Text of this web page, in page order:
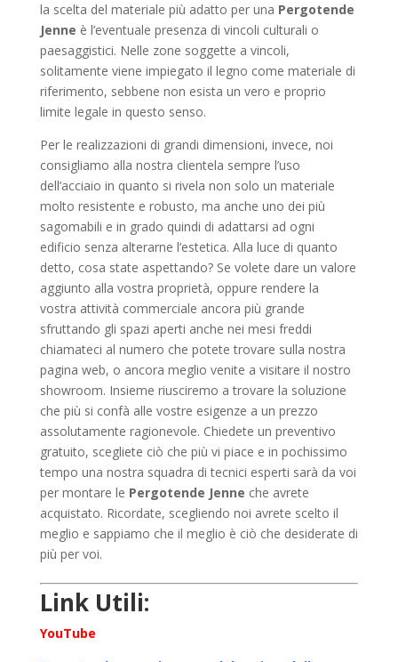
la scelta del materiale più adatto per una Pergotende
Jenne è l’eventuale presenza di vincoli culturali o
paesaggistici. Nelle zone soggette a vincoli,
solitamente viene impiegato il legno come materiale di
riferimento, sebbene non esista un vero e proprio
limite legale in questo senso.
Per le realizzazioni di grandi dimensioni, invece, noi
consigliamo alla nostra clientela sempre l’uso
dell’acciaio in quanto si rivela non solo un materiale
molto resistente e robusto, ma anche uno dei più
sagomabili e in grado quindi di adattarsi ad ogni
edificio senza alterarne l’estetica. Alla luce di quanto
detto, cosa state aspettando? Se volete dare un valore
aggiunto alla vostra proprietà, oppure rendere la
vostra attività commerciale ancora più grande
sfruttando gli spazi aperti anche nei mesi freddi
chiamateci al numero che potete trovare sulla nostra
pagina web, o ancora meglio venite a visitare il nostro
showroom. Insieme riusciremo a trovare la soluzione
che più si confà alle vostre esigenze a un prezzo
assolutamente ragionevole. Chiedete un preventivo
gratuito, scegliete ciò che più vi piace e in pochissimo
tempo una nostra squadra di tecnici esperti sarà da voi
per montare le Pergotende Jenne che avrete
acquistato. Ricordate, scegliendo noi avrete scelto il
meglio e sappiamo che il meglio è ciò che desiderate di
più per voi.
Link Utili:
YouTube